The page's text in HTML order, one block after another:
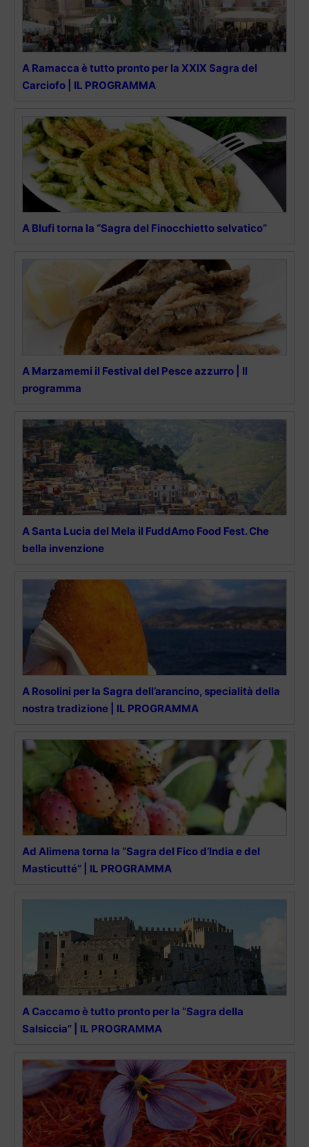
A Ramacca è tutto pronto per la XXIX Sagra del
Carciofo | IL PROGRAMMA
A Blufi torna la “Sagra del Finocchietto selvatico”
A Marzamemi il Festival del Pesce azzurro | Il
programma
A Santa Lucia del Mela il FuddAmo Food Fest. Che
bella invenzione
A Rosolini per la Sagra dell’arancino, specialità della
nostra tradizione | IL PROGRAMMA
Ad Alimena torna la “Sagra del Fico d’India e del
Masticutté” | IL PROGRAMMA
A Caccamo è tutto pronto per la “Sagra della
Salsiccia” | IL PROGRAMMA